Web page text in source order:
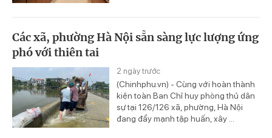
Các xã, phường Hà Nội sẵn sàng lực lượng ứng
phó với thiên tai
2 ngày trước
(Chinhphu.vn) - Cùng với hoàn thành
kiện toàn Ban Chỉ huy phòng thủ dân
sự tại 126/126 xã, phường, Hà Nội
đang đẩy mạnh tập huấn, xây ...